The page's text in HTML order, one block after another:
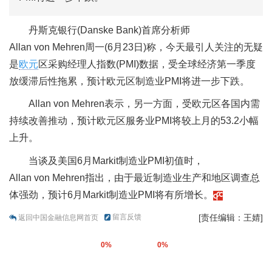
丹斯克银行(Danske Bank)首席分析师
Allan von Mehren周一(6月23日)称，今天最引人关注的无疑
是欧元区采购经理人指数(PMI)数据，受全球经济第一季度
放缓滞后性拖累，预计欧元区制造业PMI将进一步下跌。
Allan von Mehren表示，另一方面，受欧元区各国内需
持续改善推动，预计欧元区服务业PMI将较上月的53.2小幅
上升。
当谈及美国6月Markit制造业PMI初值时，
Allan von Mehren指出，由于最近制造业生产和地区调查总
体强劲，预计6月Markit制造业PMI将有所增长。
返回中国金融信息网首页 留言反馈 [责任编辑：王婧]
0% 0%